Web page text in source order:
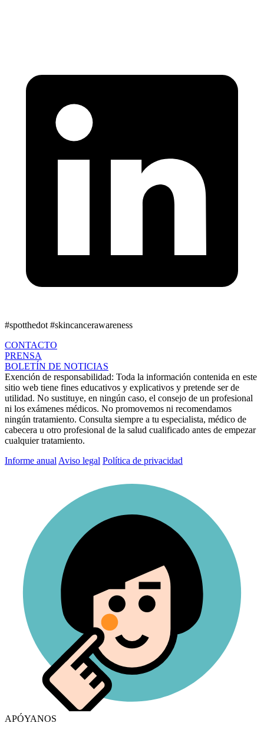
#spotthedot #skincancerawareness
CONTACTO
PRENSA
BOLETÍN DE NOTICIAS
Exención de responsabilidad: Toda la información contenida en este
sitio web tiene fines educativos y explicativos y pretende ser de
utilidad. No sustituye, en ningún caso, el consejo de un profesional
ni los exámenes médicos. No promovemos ni recomendamos
ningún tratamiento. Consulta siempre a tu especialista, médico de
cabecera u otro profesional de la salud cualificado antes de empezar
cualquier tratamiento.
Informe anual Aviso legal Política de privacidad
APÓYANOS